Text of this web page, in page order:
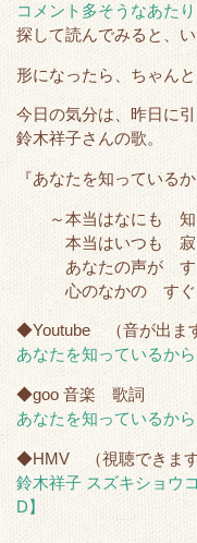
コメント多そうなあたり
探して読んでみると、い
形になったら、ちゃん
今日の気分は、昨日に引
鈴木祥子さんの歌。
『あなたを知っているか
～本当はなにも 知
本当はいつも 寂
あなたの声が す
心のなかの すぐ
◆Youtube （音が出ま
あなたを知っているか
◆goo 音楽 歌詞
あなたを知っているか
◆HMV （視聴できます
鈴木祥子 スズキショウ
D】